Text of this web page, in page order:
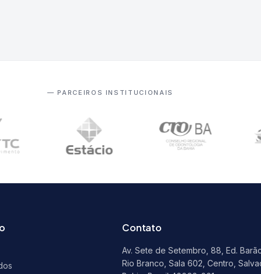
— PARCEIROS INSTITUCIONAIS
Contato
Av. Sete de Setembro, 88, Ed.
Rio Branco, Sala 602, Centro,